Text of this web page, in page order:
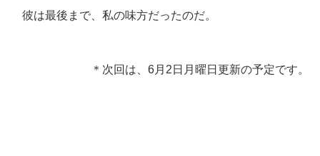
彼は最後まで、私の味方だったのだ。
＊次回は、6月2日月曜日更新の予定です。